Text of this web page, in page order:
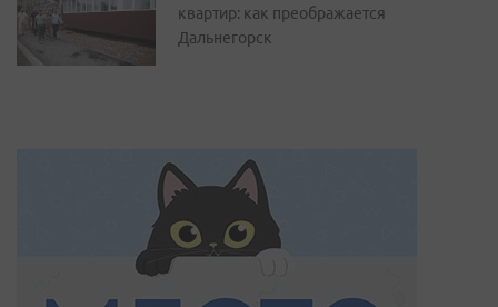
квартир: как преображается
Дальнегорск